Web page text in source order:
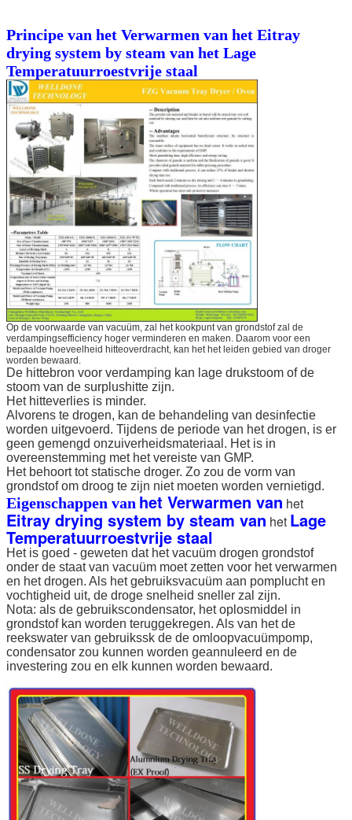
Principe van het Verwarmen van het Eitray
drying system by steam van het Lage
Temperatuurroestvrije staal
Op de voorwaarde van vacuüm, zal het kookpunt van grondstof zal de
verdampingsefficiency hoger verminderen en maken. Daarom voor een
bepaalde hoeveelheid hitteoverdracht, kan het het leiden gebied van droger
worden bewaard.
De hittebron voor verdamping kan lage drukstoom of de
stoom van de surplushitte zijn.
Het hitteverlies is minder.
Alvorens te drogen, kan de behandeling van desinfectie
worden uitgevoerd. Tijdens de periode van het drogen, is er
geen gemengd onzuiverheidsmateriaal. Het is in
overeenstemming met het vereiste van GMP.
Het behoort tot statische droger. Zo zou de vorm van
grondstof om droog te zijn niet moeten worden vernietigd.
Eigenschappen van het Verwarmen van het
Eitray drying system by steam van het Lage
Temperatuurroestvrije staal
Het is goed - geweten dat het vacuüm drogen grondstof
onder de staat van vacuüm moet zetten voor het verwarmen
en het drogen. Als het gebruiksvacuüm aan pomplucht en
vochtigheid uit, de droge snelheid sneller zal zijn.
Nota: als de gebruikscondensator, het oplosmiddel in
grondstof kan worden teruggekregen. Als van het de
reekswater van gebruikssk de de omloopvacuümpomp,
condensator zou kunnen worden geannuleerd en de
investering zou en elk kunnen worden bewaard.